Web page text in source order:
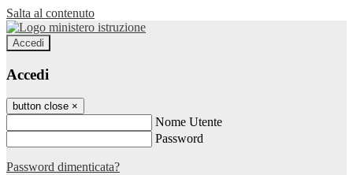
Salta al contenuto
Accedi
Accedi
button close ×
Nome Utente
Password
Password dimenticata?